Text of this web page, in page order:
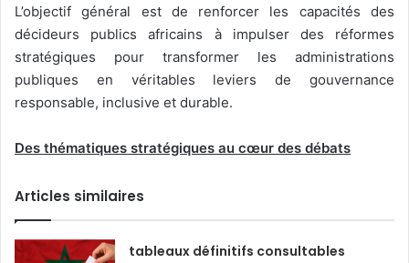
L’objectif général est de renforcer les capacités des
décideurs publics africains à impulser des réformes
stratégiques pour transformer les administrations
publiques en véritables leviers de gouvernance
responsable, inclusive et durable.
Des thématiques stratégiques au cœur des débats
Articles similaires
tableaux définitifs consultables